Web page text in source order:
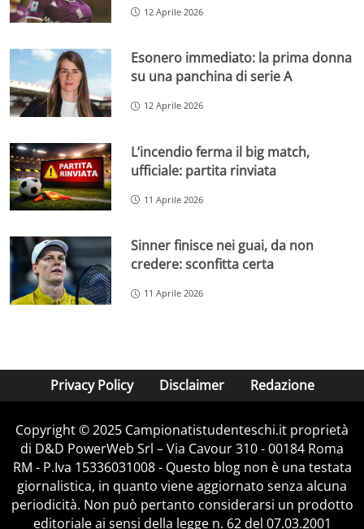
12 Aprile 2026
Esonero immediato: la prima donna
su una panchina di serie A
12 Aprile 2026
L’incendio ferma il big match,
ufficiale: partita rinviata
11 Aprile 2026
Sinner finisce nei guai, da non
credere: sconfitta certa
11 Aprile 2026
Privacy Policy Disclaimer Redazione
Copyright © 2025 Campionatistudenteschi.it proprietà
di D&D PowerWeb Srl – Via Cavour 310 - 00184 Roma
RM - P.Iva 15336031008 - Questo blog non è una testata
giornalistica, in quanto viene aggiornato senza alcuna
periodicità. Non può pertanto considerarsi un prodotto
editoriale ai sensi della legge n. 62 del 07.03.2001